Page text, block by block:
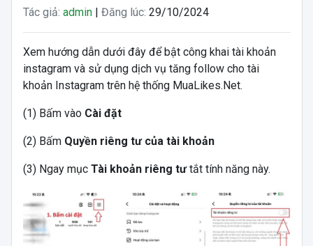
Tác giả: admin| Đăng lúc: 29/10/2024
Xem hướng dẫn dưới đây để bật công khai tài khoản
instagram và sử dụng dịch vụ tăng follow cho tài
khoản Instagram trên hệ thống MuaLikes.Net.
(1) Bấm vào Cài đặt
(2) Bấm Quyền riêng tư của tài khoản
(3) Ngay mục Tài khoản riêng tưtắt tính năng này.